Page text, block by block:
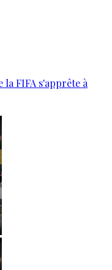
FIFA s'apprête à